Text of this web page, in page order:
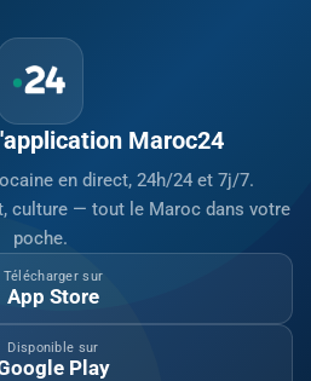
Maroc24
en direct, 24h/24 et 7j/7.
culture — tout le Maroc dans votre
poche.
Télécharger sur
App Store
Disponible sur
Play